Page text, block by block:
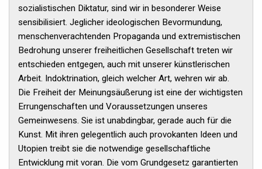
sozialistischen Diktatur, sind wir in besonderer Weise
sensibilisiert. Jeglicher ideologischen Bevormundung,
menschenverachtenden Propaganda und extremistischen
Bedrohung unserer freiheitlichen Gesellschaft treten wir
entschieden entgegen, auch mit unserer künstlerischen
Arbeit. Indoktrination, gleich welcher Art, wehren wir ab.
Die Freiheit der Meinungsäußerung ist eine der wichtigsten
Errungenschaften und Voraussetzungen unseres
Gemeinwesens. Sie ist unabdingbar, gerade auch für die
Kunst. Mit ihren gelegentlich auch provokanten Ideen und
Utopien treibt sie die notwendige gesellschaftliche
Entwicklung mit voran. Die vom Grundgesetz garantierten